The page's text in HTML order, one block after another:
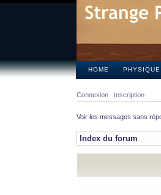
HOME PHYSIQUE
Connexion Inscription
Voir les messages sans
Index du forum